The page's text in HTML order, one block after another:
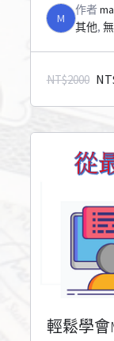
M
作者
其他,
NT$2000
輕鬆學會